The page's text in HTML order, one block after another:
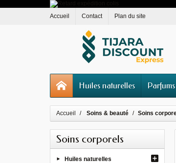
Accueil Contact Plan du site
Huiles naturelles
Accueil Soins & beauté Soins
Soins corporels
Huiles naturelles